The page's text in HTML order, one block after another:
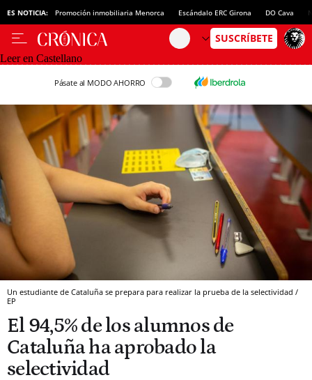
ES NOTICIA: Promoción inmobiliaria Menorca Escándalo ERC Girona DO Cava
Leer en Castellano
Pásate al MODO AHORRO
Un estudiante de Cataluña se prepara para realizar la prueba de la selectividad /
EP
El 94,5% de los alumnos de
Cataluña ha aprobado la
selectividad